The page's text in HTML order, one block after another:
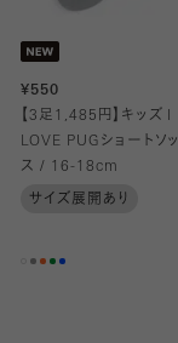
もちろん普段履き
※こちらは19-21cm
¥550
【3足1,485円】キッズ I
LOVE PUGショートソ
ス / 16-18cm
サイズ展開あり